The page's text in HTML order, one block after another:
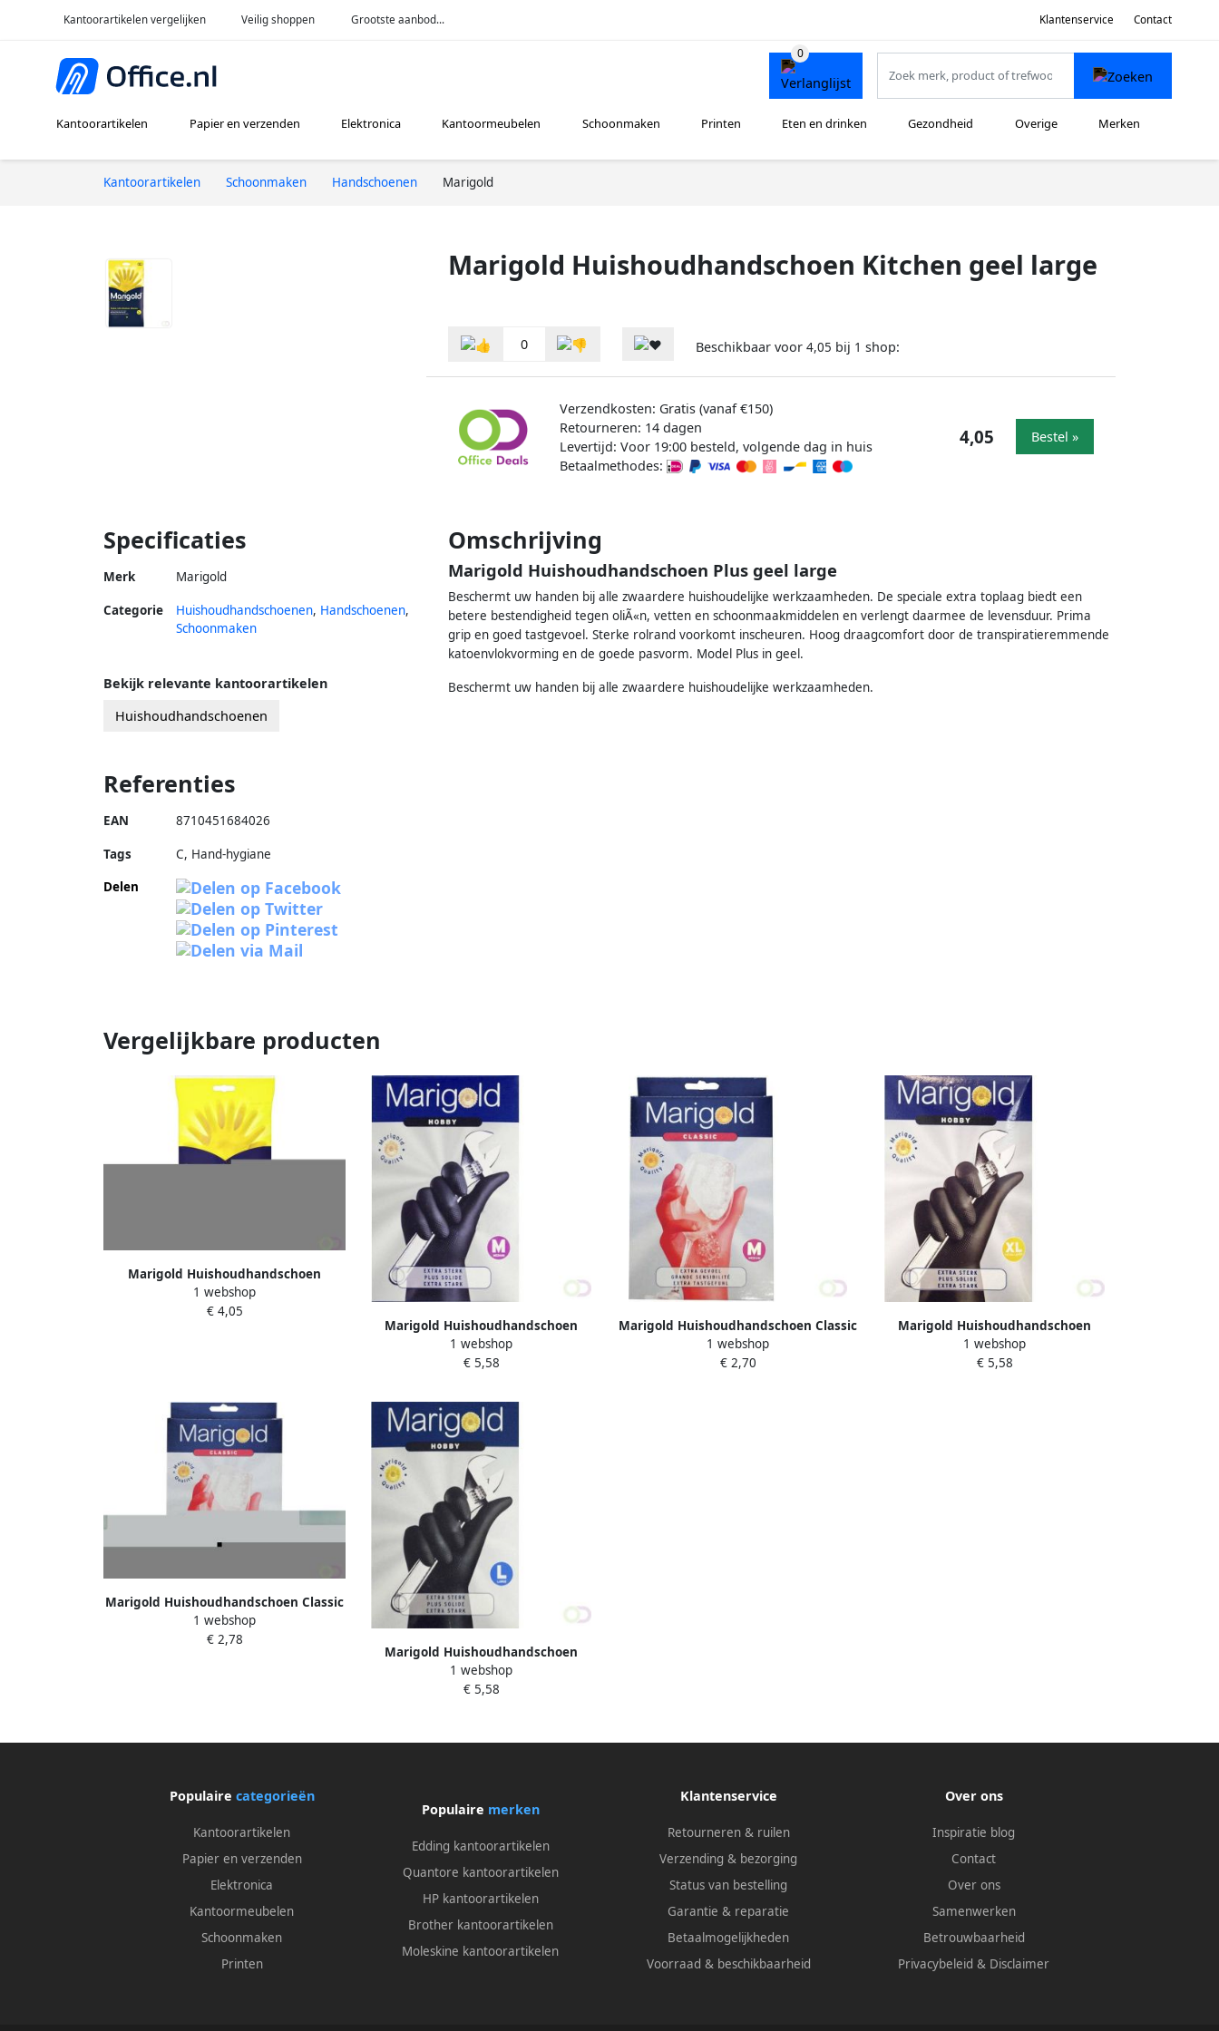
Kantoorartikelen vergelijken Veilig shoppen Grootste aanbod... Klantenservice Contact
Kantoorartikelen Papier en verzenden Elektronica Kantoormeubelen Schoonmaken Printen Eten en drinken Gezondheid Overige Merken
Kantoorartikelen Schoonmaken Handschoenen Marigold
Marigold Huishoudhandschoen Kitchen geel large
0 Beschikbaar voor 4,05 bij 1 shop:
Verzendkosten: Gratis (vanaf €150)
Retourneren: 14 dagen
Levertijd: Voor 19:00 besteld, volgende dag in huis
Betaalmethodes:
4,05 Bestel »
Specificaties
Merk Marigold
Categorie Huishoudhandschoenen, Handschoenen,
Schoonmaken
Omschrijving
Marigold Huishoudhandschoen Plus geel large
Beschermt uw handen bij alle zwaardere huishoudelijke werkzaamheden. De speciale extra toplaag biedt een
betere bestendigheid tegen oliÃ«n, vetten en schoonmaakmiddelen en verlengt daarmee de levensduur. Prima
grip en goed tastgevoel. Sterke rolrand voorkomt inscheuren. Hoog draagcomfort door de transpiratieremmende
katoenvlokvorming en de goede pasvorm. Model Plus in geel.
Beschermt uw handen bij alle zwaardere huishoudelijke werkzaamheden.
Bekijk relevante kantoorartikelen
Huishoudhandschoenen
Referenties
EAN 8710451684026
Tags
C, Hand-hygiane
Delen
Vergelijkbare producten
Marigold Huishoudhandschoen
Kitchen geel medium
1 webshop
€ 4,05
Marigold Huishoudhandschoen
Outdoor zwart medium
1 webshop
€ 5,58
Marigold Huishoudhandschoen Classic
rood medium
1 webshop
€ 2,70
Marigold Huishoudhandschoen
Outdoor zwart X-large
1 webshop
€ 5,58
Marigold Huishoudhandschoen Classic
rood large
1 webshop
€ 2,78
Marigold Huishoudhandschoen
Outdoor zwart large
1 webshop
€ 5,58
Populaire categorieën
Kantoorartikelen
Papier en verzenden
Elektronica
Kantoormeubelen
Schoonmaken
Printen
Populaire merken
Edding kantoorartikelen
Quantore kantoorartikelen
HP kantoorartikelen
Brother kantoorartikelen
Moleskine kantoorartikelen
Klantenservice
Retourneren & ruilen
Verzending & bezorging
Status van bestelling
Garantie & reparatie
Betaalmogelijkheden
Voorraad & beschikbaarheid
Over ons
Inspiratie blog
Contact
Over ons
Samenwerken
Betrouwbaarheid
Privacybeleid & Disclaimer